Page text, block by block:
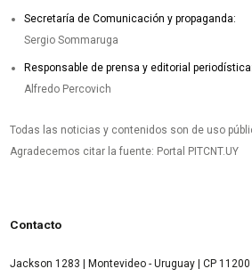
Secretaría de Comunicación y propaganda:
Sergio Sommaruga
Responsable de prensa y editorial periodística:
Alfredo Percovich
Todas las noticias y contenidos son de uso
Agradecemos citar la fuente: Portal PITCNT.UY
Contacto
Jackson 1283 | Montevideo - Uruguay | CP 11200